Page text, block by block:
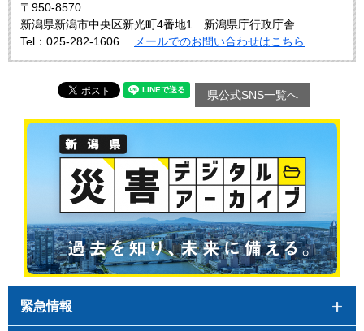
〒950-8570
新潟県新潟市中央区新光町4番地1 新潟県庁行政庁舎
Tel：025-282-1606
メールでのお問い合わせはこちら
県公式SNS一覧へ
緊急情報